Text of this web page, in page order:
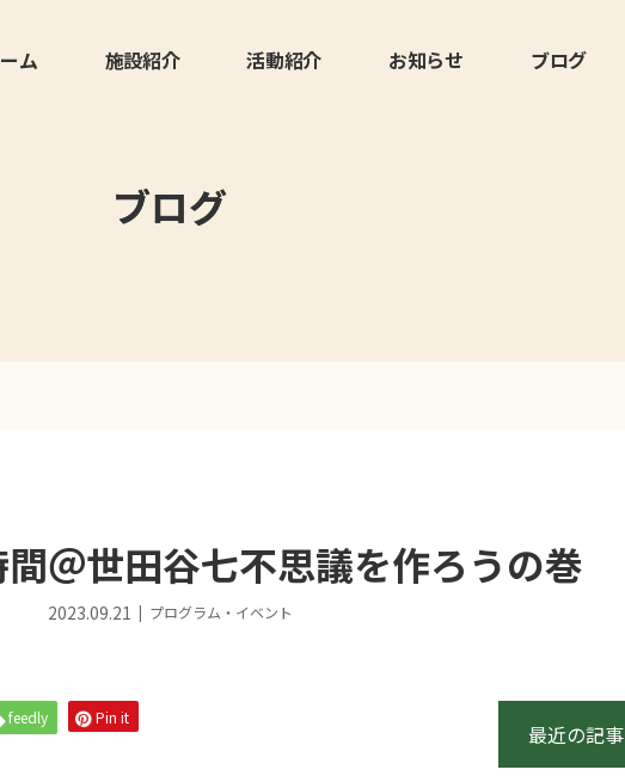
ム 施設紹介 活動紹介 お知らせ ブログ
ブログ
＠世田谷七不思議を作ろうの巻
2023.09.21 プログラム・イベント
feedly Pin it
最近の記事